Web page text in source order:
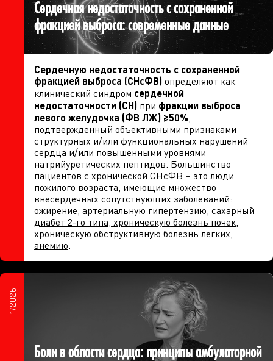
Сердечная недостаточность с сохраненной
фракцией выброса: современные данные
Сердечную недостаточность с сохраненной
фракцией выброса (СНсФВ) определяют как
клинический синдром сердечной
недостаточности (СН) при фракции выброса
левого желудочка (ФВ ЛЖ) ≥50%
подтвержденный объективными признаками
структурных и/или функциональных нарушений
сердца и/или повышенными уровнями
натрийуретических пептидов. Большинство
пациентов с хронической СНсФВ – это люди
пожилого возраста, имеющие множество
внесердечных сопутствующих заболеваний:
ожирение, артериальную гипертензию, сахарный
диабет 2-го типа, хроническую болезнь почек,
хроническую обструктивную болезнь легких,
анемию
1/2026
Боли в области сердца: принципы амбулаторной